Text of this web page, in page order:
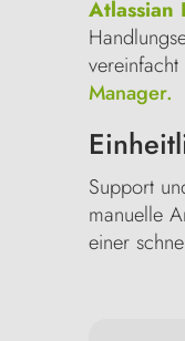
Atlassian
Manager.
Support
manuelle
einer